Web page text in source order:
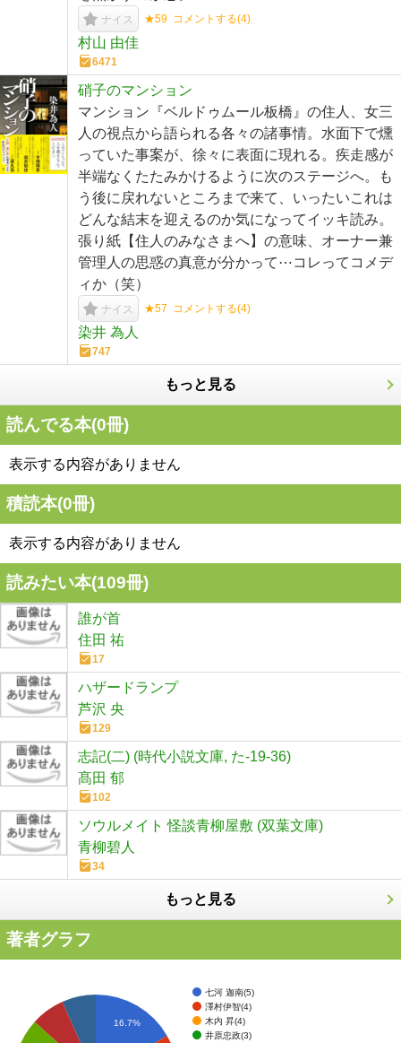
ナイス ★59 コメントする(4)
村山 由佳
6471
硝子のマンション
マンション『ベルドゥムール板橋』の住人、女三
人の視点から語られる各々の諸事情。水面下で燻
っていた事案が、徐々に表面に現れる。疾走感が
半端なくたたみかけるように次のステージへ。も
う後に戻れないところまで来て、いったいこれは
どんな結末を迎えるのか気になってイッキ読み。
張り紙【住人のみなさまへ】の意味、オーナー兼
管理人の思惑の真意が分かって⋯コレってコメデ
ィか（笑）
ナイス ★57 コメントする(4)
染井 為人
747
もっと見る
読んでる本(0冊)
表示する内容がありません
積読本(0冊)
表示する内容がありません
読みたい本(109冊)
誰が首
住田 祐
17
ハザードランプ
芦沢 央
129
志記(二) (時代小説文庫, た-19-36)
髙田 郁
102
ソウルメイト 怪談青柳屋敷 (双葉文庫)
青柳碧人
34
もっと見る
著者グラフ
七河 迦南(5)
澤村伊智(4)
木内 昇(4)
井原忠政(3)
16.7%